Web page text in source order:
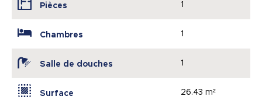
Pièces 1
Chambres 1
Salle de douches 1
Surface 26.43 m²